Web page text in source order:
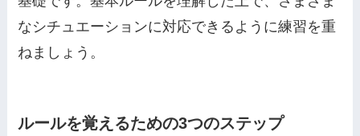
なシチュエーションに対応できるように練習を重
ねましょう。
ルールを覚えるための3つのステップ